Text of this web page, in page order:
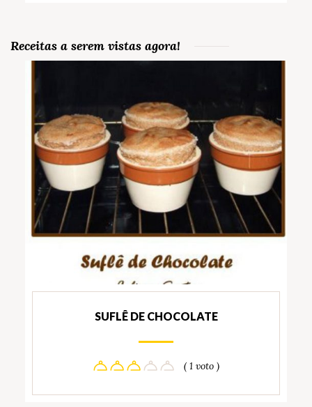
Receitas a serem vistas agora!
SUFLÊ DE CHOCOLATE
( 1 voto )